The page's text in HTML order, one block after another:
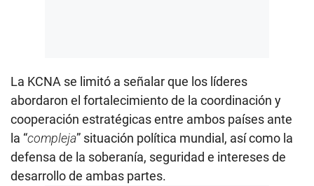
La KCNA se limitó a señalar que los líderes
abordaron el fortalecimiento de la coordinación y
cooperación estratégicas entre ambos países ante
la “compleja” situación política mundial, así como la
defensa de la soberanía, seguridad e intereses de
desarrollo de ambas partes.